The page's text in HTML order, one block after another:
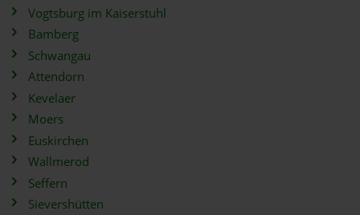
Vogtsburg im Kaiserstuhl
Bamberg
Schwangau
Attendorn
Kevelaer
Moers
Euskirchen
Wallmerod
Seffern
Sievershütten